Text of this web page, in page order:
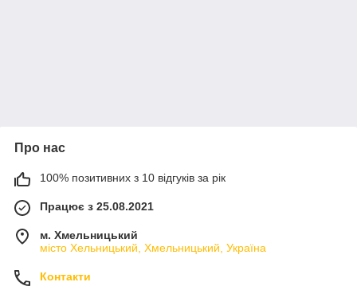
Про нас
100% позитивних з 10 відгуків за рік
Працює з 25.08.2021
м. Хмельницький
місто Хельницький, Хмельницький, Україна
Контакти